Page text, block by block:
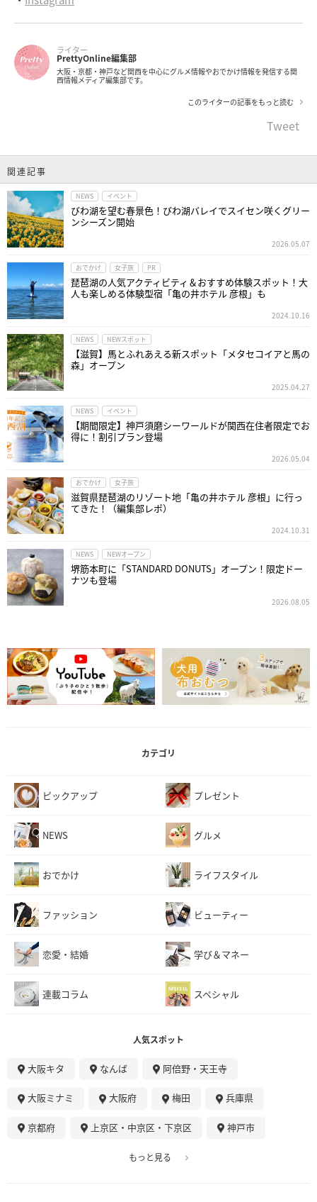
ライター
PrettyOnline編集部
大阪・京都・神戸など関西を中心にグルメ情報やおでかけ情報を発信する関
西情報メディア編集部です。
このライターの記事をもっと読む
Tweet
関連記事
NEWS イベント
びわ湖を望む春景色！びわ湖バレイでスイセン咲くグリー
ンシーズン開始
2026.05.07
おでかけ 女子旅 PR
琵琶湖の人気アクティビティ＆おすすめ体験スポット！大
人も楽しめる体験型宿「亀の井ホテル 彦根」も
2024.10.16
NEWS NEWスポット
【滋賀】馬とふれあえる新スポット「メタセコイアと馬の
森」オープン
2025.04.27
NEWS イベント
【期間限定】神戸須磨シーワールドが関西在住者限定でお
得に！割引プラン登場
2026.05.04
おでかけ 女子旅
滋賀県琵琶湖のリゾート地「亀の井ホテル 彦根」に行っ
てきた！（編集部レポ）
2024.10.31
NEWS NEWオープン
堺筋本町に「STANDARD DONUTS」オープン！限定ドー
ナツも登場
2026.08.05
カテゴリ
ピックアップ プレゼント
NEWS グルメ
おでかけ ライフスタイル
ファッション ビューティー
恋愛・結婚 学び＆マネー
連載コラム スペシャル
人気スポット
大阪キタ なんば 阿倍野・天王寺
大阪ミナミ 大阪府 梅田 兵庫県
京都府 上京区・中京区・下京区 神戸市
もっと見る